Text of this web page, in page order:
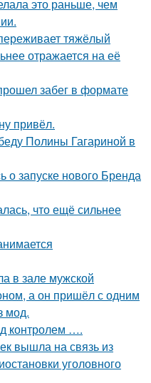
это раньше, чем
тяжёлый
отражается на её
забег в формате
привёл.
Полины Гагариной в
о запуске нового Бренда
что ещё сильнее
в зале мужской
а он пришёл с одним
мод.
контролем ….
вышла на связь из
уголовного